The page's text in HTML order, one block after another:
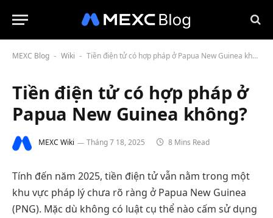
MEXC Blog - Wiki - Tiền điện tử có hợp pháp ở Papua New Guinea không?
Tiền điện tử có hợp pháp ở
Papua New Guinea không?
MEXC Wiki Tháng 7 18, 2025 8 Mins Read
Tính đến năm 2025, tiền điện tử vẫn nằm trong một
khu vực pháp lý chưa rõ ràng ở Papua New Guinea
(PNG). Mặc dù không có luật cụ thể nào cấm sử dụng